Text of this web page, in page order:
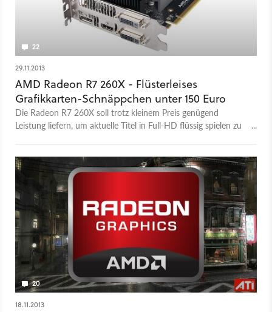
22
29.11.2013
AMD Radeon R7 260X - Flüsterleises
Grafikkarten-Schnäppchen unter 150 Euro
Die Radeon R7 260X soll trotz kleinem Preis genügend
Leistung liefern, um aktuelle Titel in Full-HD flüssig spielen zu
20
18.11.2013